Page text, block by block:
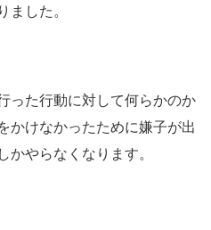
ました。
った行動に対して何らかのか
かけなかったために嫌子が出
やらなくなります。